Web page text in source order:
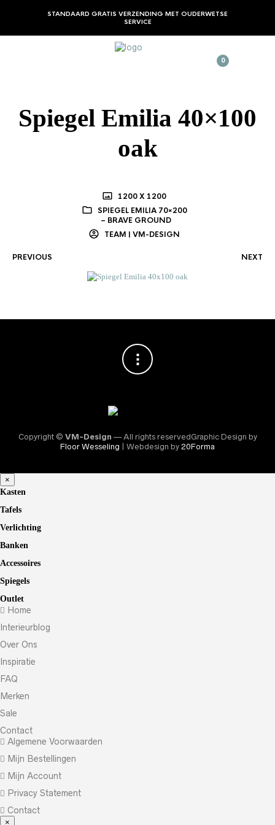
STANDAARD GRATIS VERZENDING MET OUDERWETSE
SERVICE
0
Spiegel Emilia 40×100
oak
1200 X 1200
SPIEGEL EMILIA 70×200
– BRAVE GROUND
TEAM | VM-DESIGN
PREVIOUS NEXT
Copyright © VM-Design — All rights reservedGraphic Design by
Floor Wesseling | Webdesign by 20Forma
×
Kasten
Tafels
Verlichting
Banken
Accessoires
Spiegels
Outlet
Home
Interieurblog
Over Ons
Inspiratie
FAQ
Merken
Sale
Contact
Algemene Voorwaarden
Mijn Bestellingen
Mijn Account
Privacy Statement
Contact
×